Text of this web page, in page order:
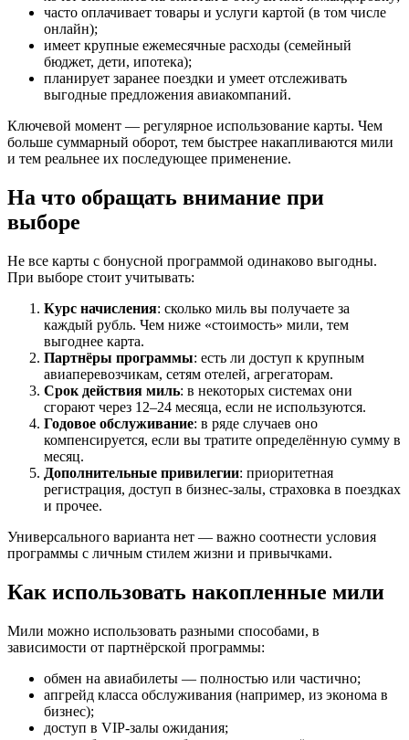
часто оплачивает товары и услуги картой (в том числе
онлайн);
имеет крупные ежемесячные расходы (семейный
бюджет, дети, ипотека);
планирует заранее поездки и умеет отслеживать
выгодные предложения авиакомпаний.
Ключевой момент — регулярное использование карты. Чем
больше суммарный оборот, тем быстрее накапливаются мили
и тем реальнее их последующее применение.
На что обращать внимание при
выборе
Не все карты с бонусной программой одинаково выгодны.
При выборе стоит учитывать:
Курс начисления: сколько миль вы получаете за
каждый рубль. Чем ниже «стоимость» мили, тем
выгоднее карта.
Партнёры программы: есть ли доступ к крупным
авиаперевозчикам, сетям отелей, агрегаторам.
Срок действия миль: в некоторых системах они
сгорают через 12–24 месяца, если не используются.
Годовое обслуживание: в ряде случаев оно
компенсируется, если вы тратите определённую сумму в
месяц.
Дополнительные привилегии: приоритетная
регистрация, доступ в бизнес-залы, страховка в поездках
и прочее.
Универсального варианта нет — важно соотнести условия
программы с личным стилем жизни и привычками.
Как использовать накопленные мили
Мили можно использовать разными способами, в
зависимости от партнёрской программы:
обмен на авиабилеты — полностью или частично;
апгрейд класса обслуживания (например, из эконома в
бизнес);
доступ в VIP-залы ожидания;